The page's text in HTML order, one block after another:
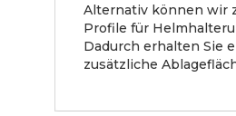
Alternativ können wir
Profile für
Dadurch erhalten Sie
zusätzliche